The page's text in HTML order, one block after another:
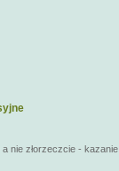
nie złorzeczcie - kazanie